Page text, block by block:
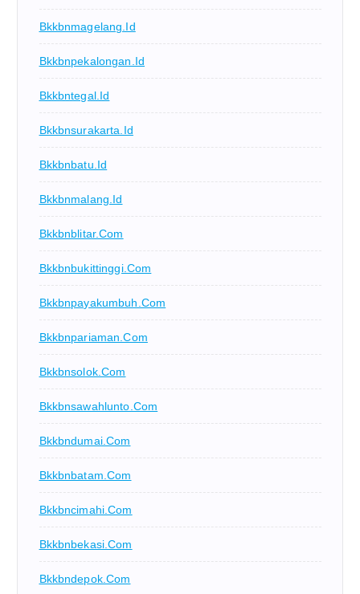
Bkkbnmagelang.id
Bkkbnpekalongan.id
Bkkbntegal.id
Bkkbnsurakarta.id
Bkkbnbatu.id
Bkkbnmalang.id
Bkkbnblitar.com
Bkkbnbukittinggi.com
Bkkbnpayakumbuh.com
Bkkbnpariaman.com
Bkkbnsolok.com
Bkkbnsawahlunto.com
Bkkbndumai.com
Bkkbnbatam.com
Bkkbncimahi.com
Bkkbnbekasi.com
Bkkbndepok.com